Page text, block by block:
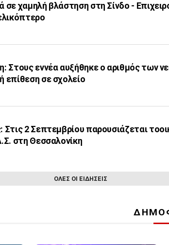
σε χαμηλή βλάστηση στη Σίνδο -
Στους εννέα αυξήθηκε ο αριθμός των
επίθεση σε σχολείο
Στις 2 Σεπτεμβρίου παρουσιάζεται
στη Θεσσαλονίκη
ΟΛΕΣ ΟΙ ΕΙΔΗΣΕΙΣ